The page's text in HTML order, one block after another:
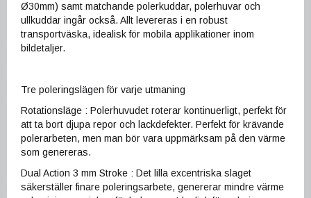
Ø30mm) samt matchande polerkuddar, polerhuvar och
ullkuddar ingår också. Allt levereras i en robust
transportväska, idealisk för mobila applikationer inom
bildetaljer.
Tre poleringslägen för varje utmaning
Rotationsläge : Polerhuvudet roterar kontinuerligt, perfekt för
att ta bort djupa repor och lackdefekter. Perfekt för krävande
polerarbeten, men man bör vara uppmärksam på den värme
som genereras.
Dual Action 3 mm Stroke : Det lilla excentriska slaget
säkerställer finare poleringsarbete, genererar mindre värme